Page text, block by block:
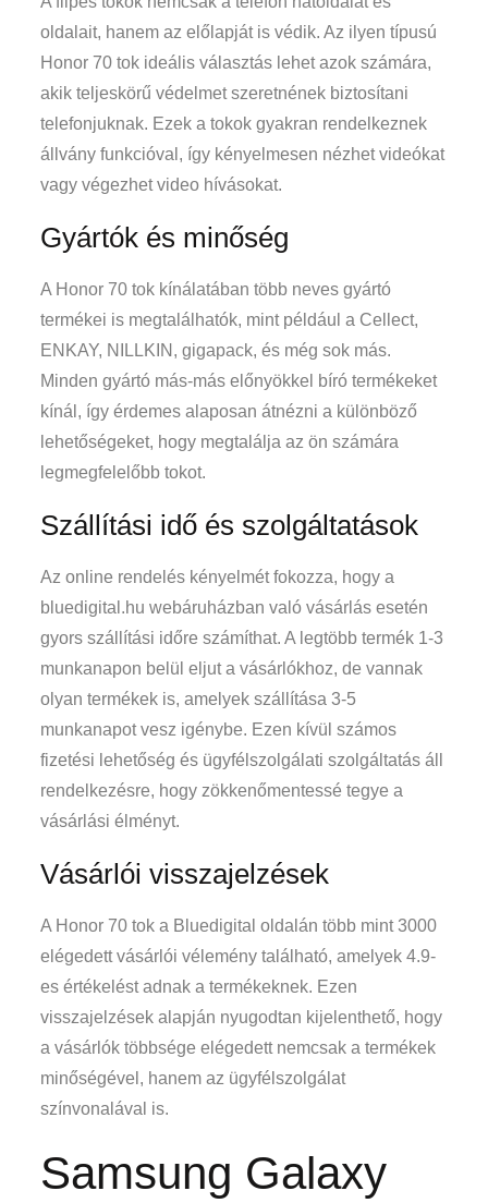
oldalait, hanem az előlapját is védik. Az ilyen típusú
Honor 70 tok ideális választás lehet azok számára,
akik teljeskörű védelmet szeretnének biztosítani
telefonjuknak. Ezek a tokok gyakran rendelkeznek
állvány funkcióval, így kényelmesen nézhet videókat
vagy végezhet video hívásokat.
Gyártók és minőség
A Honor 70 tok kínálatában több neves gyártó
termékei is megtalálhatók, mint például a Cellect,
ENKAY, NILLKIN, gigapack, és még sok más.
Minden gyártó más-más előnyökkel bíró termékeket
kínál, így érdemes alaposan átnézni a különböző
lehetőségeket, hogy megtalálja az ön számára
legmegfelelőbb tokot.
Szállítási idő és szolgáltatások
Az online rendelés kényelmét fokozza, hogy a
bluedigital.hu webáruházban való vásárlás esetén
gyors szállítási időre számíthat. A legtöbb termék 1-3
munkanapon belül eljut a vásárlókhoz, de vannak
olyan termékek is, amelyek szállítása 3-5
munkanapot vesz igénybe. Ezen kívül számos
fizetési lehetőség és ügyfélszolgálati szolgáltatás áll
rendelkezésre, hogy zökkenőmentessé tegye a
vásárlási élményt.
Vásárlói visszajelzések
A Honor 70 tok a Bluedigital oldalán több mint 3000
elégedett vásárlói vélemény található, amelyek 4.9-
es értékelést adnak a termékeknek. Ezen
visszajelzések alapján nyugodtan kijelenthető, hogy
a vásárlók többsége elégedett nemcsak a termékek
minőségével, hanem az ügyfélszolgálat
színvonalával is.
Samsung Galaxy